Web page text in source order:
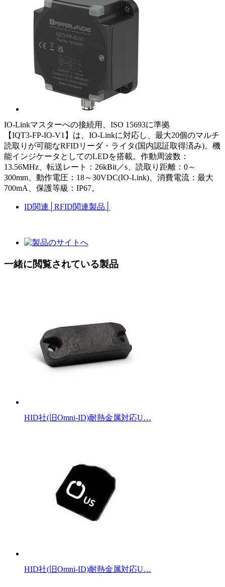
IO-Linkマスターへの接続用、ISO 15693に準拠
【IQT3-FP-IO-V1】は、IO-Linkに対応し、最大20個のマルチ
読取りが可能なRFIDリーダ・ライタ(国内認証取得済み)。機
能インジケータとしてのLEDを搭載。作動周波数：
13.56MHz、転送レート：26kBit／s、読取り距離：0～
300mm、動作電圧：18～30VDC(IO-Link)、消費電流：最大
700mA、保護等級：IP67。
ID関連 RFID関連製品
一緒に閲覧されている製品
HID社(旧Omni-ID)耐熱金属対応U…
HID社(旧Omni-ID)耐熱金属対応U…